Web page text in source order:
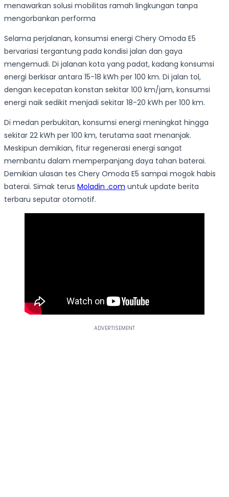
menawarkan solusi mobilitas ramah lingkungan tanpa
mengorbankan performa
Selama perjalanan, konsumsi energi Chery Omoda E5
bervariasi tergantung pada kondisi jalan dan gaya
mengemudi. Di jalanan kota yang padat, kadang konsumsi
energi berkisar antara 15-18 kWh per 100 km. Di jalan tol,
dengan kecepatan konstan sekitar 100 km/jam, konsumsi
energi naik sedikit menjadi sekitar 18-20 kWh per 100 km.
Di medan perbukitan, konsumsi energi meningkat hingga
sekitar 22 kWh per 100 km, terutama saat menanjak.
Meskipun demikian, fitur regenerasi energi sangat
membantu dalam memperpanjang daya tahan baterai.
Demikian ulasan tes Chery Omoda E5 sampai mogok habis
baterai. Simak terus Moladin .com untuk update berita
terbaru seputar otomotif.